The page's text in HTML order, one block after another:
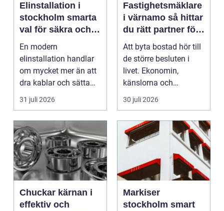
Elinstallation i
stockholm smarta
val för säkra och
energieffektiva
fastigheter
En modern
elinstallation handlar
om mycket mer än att
dra kablar och sätta
upp uttag. I
Stockholms s...
31 juli 2026
Fastighetsmäklare
i värnamo så hittar
du rätt partner för
din bostadsaffär
Att byta bostad hör till
de större besluten i
livet. Ekonomin,
känslorna och
vardagen vävs ihop i
en...
30 juli 2026
Chuckar kärnan i
effektiv och
Markiser
stockholm smart